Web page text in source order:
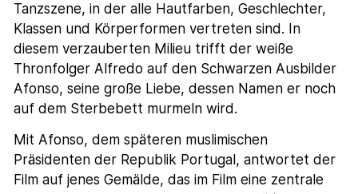
Tanzszene, in der alle Hautfarben, Geschlechter,
Klassen und Körperformen vertreten sind. In
diesem verzauberten Milieu trifft der weiße
Thronfolger Alfredo auf den Schwarzen Ausbilder
Afonso, seine große Liebe, dessen Namen er noch
auf dem Sterbebett murmeln wird.
Mit Afonso, dem späteren muslimischen
Präsidenten der Republik Portugal, antwortet der
Film auf jenes Gemälde, das im Film eine zentrale